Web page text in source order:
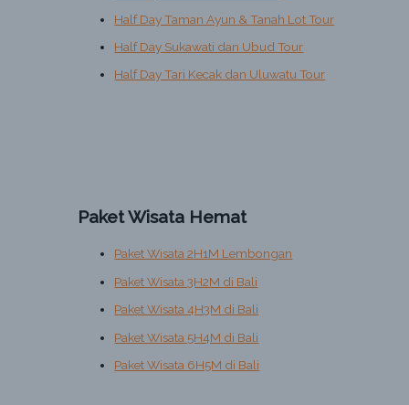
Half Day Taman Ayun & Tanah Lot Tour
Half Day Sukawati dan Ubud Tour
Half Day Tari Kecak dan Uluwatu Tour
Paket Wisata Hemat
Paket Wisata 2H1M Lembongan
Paket Wisata 3H2M di Bali
Paket Wisata 4H3M di Bali
Paket Wisata 5H4M di Bali
Paket Wisata 6H5M di Bali